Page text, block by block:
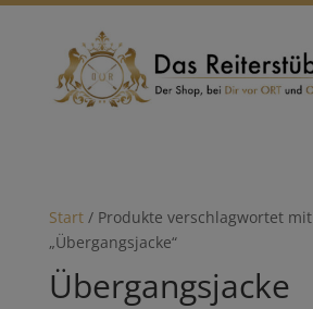
Start/ Produkte verschlagwortet mit
„Übergangsjacke“
Übergangsjacke